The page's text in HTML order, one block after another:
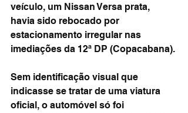
veículo, um Nissan Versa prata,
havia sido rebocado por
estacionamento irregular nas
imediações da 12ª DP (Copacabana).
Sem identificação visual que
indicasse se tratar de uma viatura
oficial, o automóvel só foi